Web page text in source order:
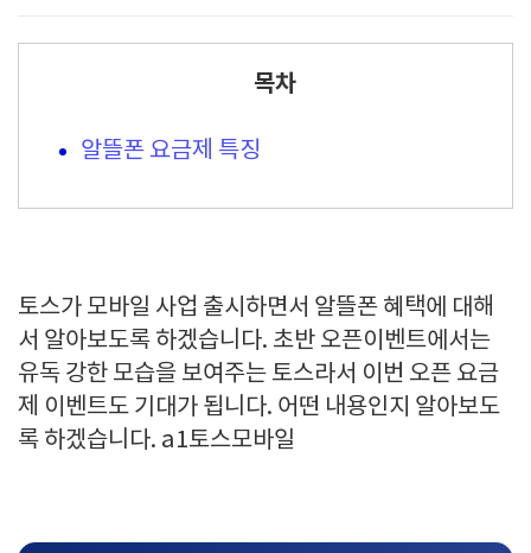
목차
알뜰폰 요금제 특징
토스가 모바일 사업 출시하면서 알뜰폰 혜택에 대해
서 알아보도록 하겠습니다. 초반 오픈이벤트에서는
유독 강한 모습을 보여주는 토스라서 이번 오픈 요금
제 이벤트도 기대가 됩니다. 어떤 내용인지 알아보도
록 하겠습니다. a1토스모바일